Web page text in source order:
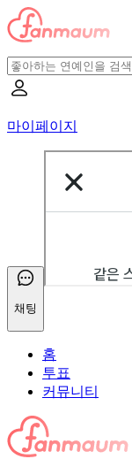
마이페이지
채팅
홈
투표
커뮤니티